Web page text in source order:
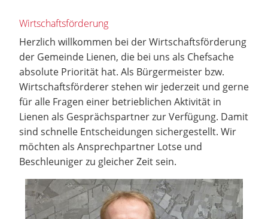
Wirtschaftsförderung
Herzlich willkommen bei der Wirtschaftsförderung
der Gemeinde Lienen, die bei uns als Chefsache
absolute Priorität hat. Als Bürgermeister bzw.
Wirtschaftsförderer stehen wir jederzeit und gerne
für alle Fragen einer betrieblichen Aktivität in
Lienen als Gesprächspartner zur Verfügung. Damit
sind schnelle Entscheidungen sichergestellt. Wir
möchten als Ansprechpartner Lotse und
Beschleuniger zu gleicher Zeit sein.